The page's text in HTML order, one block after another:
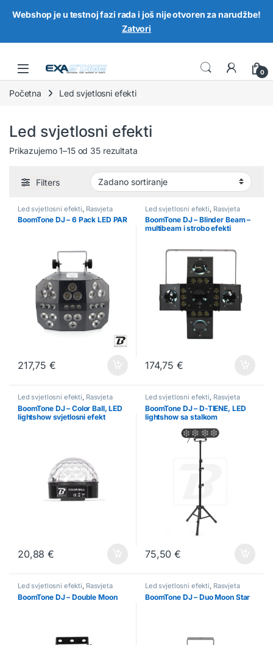
Skip to navigation
Skip to content
0
Početna Led svjetlosni efekti
Led svjetlosni efekti
Prikazujemo 1–15 od 35 rezultata
Filters
Led svjetlosni efekti, Rasvjeta
BoomTone DJ – 6 Pack LED PAR
217,75€
Led svjetlosni efekti, Rasvjeta
BoomTone DJ – Blinder Beam –
multibeam i strobo efekti
174,75€
Led svjetlosni efekti, Rasvjeta
BoomTone DJ – Color Ball, LED
lightshow svjetlosni efekt
20,88€
Led svjetlosni efekti, Rasvjeta
BoomTone DJ – D-TIENE, LED
lightshow sa stalkom
75,50€
Led svjetlosni efekti, Rasvjeta
BoomTone DJ – Double Moon
Led svjetlosni efekti, Rasvjeta
BoomTone DJ – Duo Moon Star
Webshop je u testnoj fazi rada i još nije otvoren za narudžbe!
Zatvori